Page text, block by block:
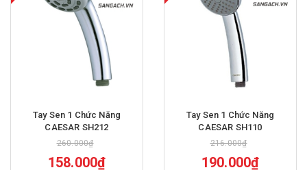
Tay Sen 1 Chức Năng
CAESAR SH212
260.000₫
158.000₫
Tay Sen 1 Chức Năng
CAESAR SH110
216.000₫
190.000₫